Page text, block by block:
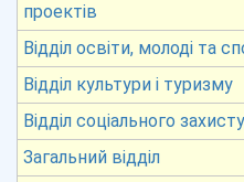
проектів
Відділ освіти, молоді та
Відділ культури і туризму
Відділ соціального
Загальний відділ